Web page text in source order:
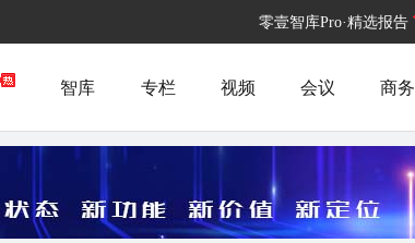
零壹智库Pro·精选报告
智库 专栏 视频 会议 商务